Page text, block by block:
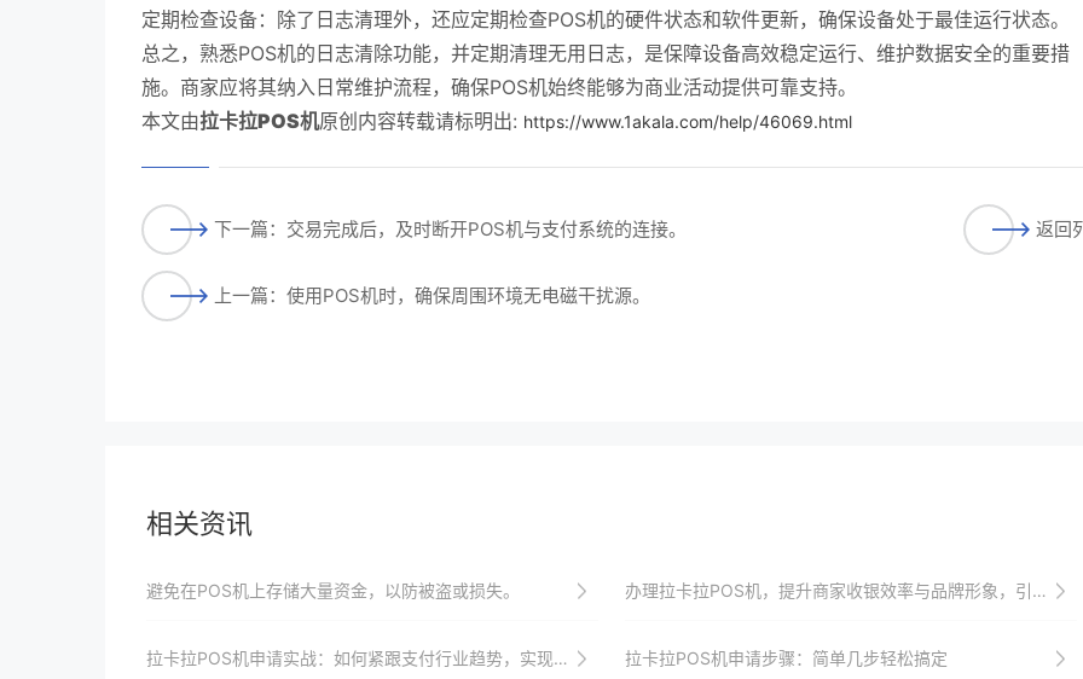
定期检查设备：除了日志清理外，还应定期检查POS机的硬件状态和软件更新，确保设备处于最佳运行状态。
总之，熟悉POS机的日志清除功能，并定期清理无用日志，是保障设备高效稳定运行、维护数据安全的重要措
施。商家应将其纳入日常维护流程，确保POS机始终能够为商业活动提供可靠支持。
本文由拉卡拉POS机原创内容转载请标明出: https://www.1akala.com/help/46069.html
下一篇：交易完成后，及时断开POS机与支付系统的连接。
上一篇：使用POS机时，确保周围环境无电磁干扰源。
返回
相关资讯
避免在POS机上存储大量资金，以防被盗或损失。 办理拉卡拉POS机，提升商家收银效率与品牌形象，引领智能收银新时代
拉卡拉POS机申请实战：如何紧跟支付行业趋势，实现快速响应与升级 拉卡拉POS机申请步骤：简单几步轻松搞定